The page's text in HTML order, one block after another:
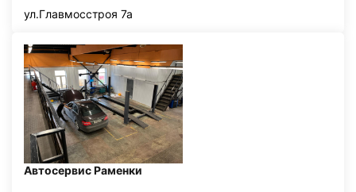
ул.Главмосстроя 7а
Автосервис Раменки